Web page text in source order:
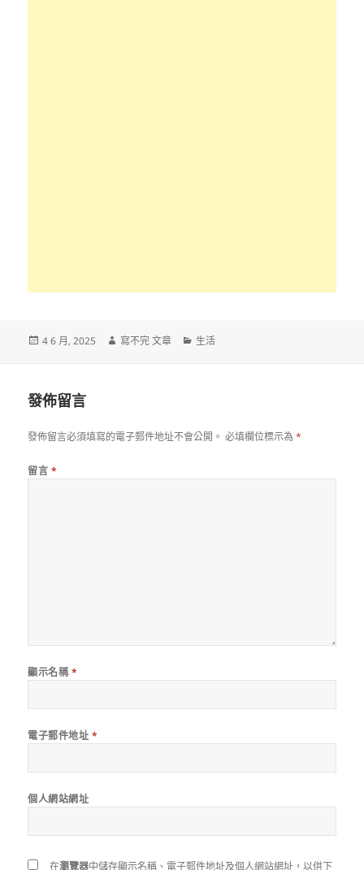
發
4 6 月, 2025
作
寫不完 文章
分
生活
發佈留言
發佈留言必須填寫的電子郵件地址不會公開。 必填欄位標示為*
留言 *
顯示名稱 *
電子郵件地址 *
個人網站網址
在瀏覽器中儲存顯示名稱、電子郵件地址及個人網站網址，以供下